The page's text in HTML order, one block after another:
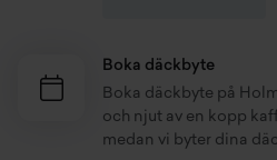
däckverkstad i Vetlanda utför vi
modern utrustning för bästa
Fälgrenovering för säkra
Boka däckbyte
Boka däckbyte på
och njut av en kopp
medan vi byter dina